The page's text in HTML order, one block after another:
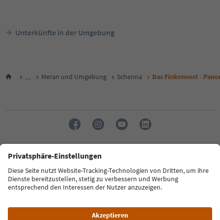
Unterkünfte in der Umgebung
... Meran und Umgebung Schenna Das Finkennest -
Sprache: Deutsch
FAQ Kontakt Presse MICE Datenschutzerklärung
Zugänglichkeitserklärung